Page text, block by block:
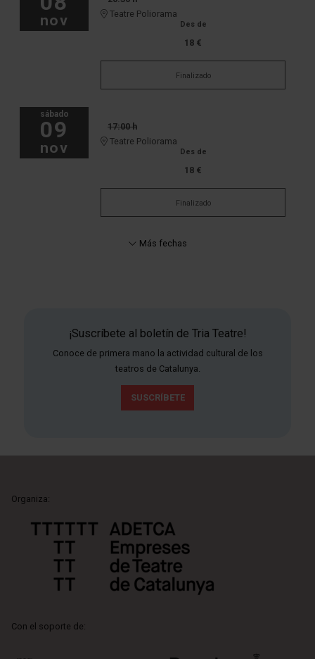
nov
Teatre Poliorama
Des de
18 €
Finalizado
sábado
09
nov
17:00 h
Teatre Poliorama
Des de
18 €
Finalizado
Más fechas
¡Suscríbete al boletín de Tria Teatre!
Conoce de primera mano la actividad cultural de los
teatros de Catalunya.
SUSCRÍBETE
Organiza:
Con el soporte de: